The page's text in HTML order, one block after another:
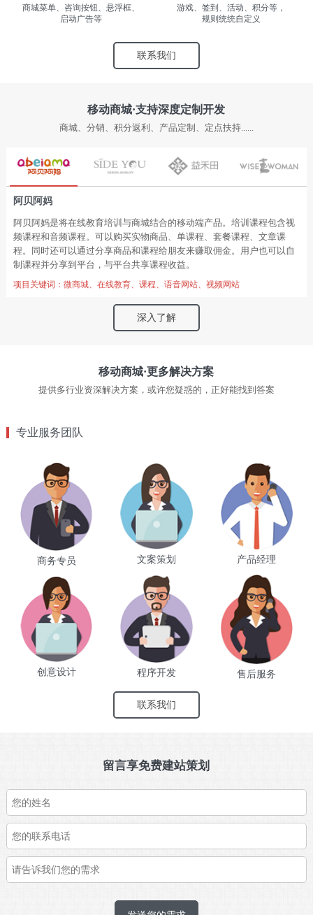
商城菜单、咨询按钮、悬浮框、
启动广告等
游戏、签到、活动、积分等，
规则统统自定义
联系我们
移动商城·支持深度定制开发
商城、分销、积分返利、产品定制、定点扶持......
阿贝阿妈
阿贝阿妈是将在线教育培训与商城结合的移动端产品。培训课程包含视
频课程和音频课程。可以购买实物商品、单课程、套餐课程、文章课
程。同时还可以通过分享商品和课程给朋友来赚取佣金。用户也可以自
制课程并分享到平台，与平台共享课程收益。
项目关键词：微商城、在线教育、课程、语音网站、视频网站
深入了解
移动商城·更多解决方案
提供多行业资深解决方案，或许您疑惑的，正好能找到答案
专业服务团队
商务专员 文案策划 产品经理
创意设计 程序开发 售后服务
联系我们
留言享免费建站策划